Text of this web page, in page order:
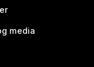
media